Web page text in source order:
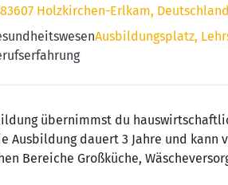
83607 Holzkirchen-Erlkam, Deutschland
Ausbildungsplatz,
übernimmst du
Ausbildung dauert 3 Jahre und
Bereiche Großküche,